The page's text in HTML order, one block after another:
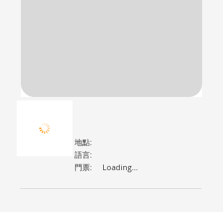
地點:
語言:
門票:
Loading...